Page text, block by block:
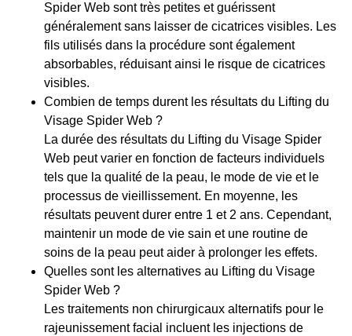
Spider Web sont très petites et guérissent
généralement sans laisser de cicatrices visibles. Les
fils utilisés dans la procédure sont également
absorbables, réduisant ainsi le risque de cicatrices
visibles.
Combien de temps durent les résultats du Lifting du
Visage Spider Web ?
La durée des résultats du Lifting du Visage Spider
Web peut varier en fonction de facteurs individuels
tels que la qualité de la peau, le mode de vie et le
processus de vieillissement. En moyenne, les
résultats peuvent durer entre 1 et 2 ans. Cependant,
maintenir un mode de vie sain et une routine de
soins de la peau peut aider à prolonger les effets.
Quelles sont les alternatives au Lifting du Visage
Spider Web ?
Les traitements non chirurgicaux alternatifs pour le
rajeunissement facial incluent les injections de